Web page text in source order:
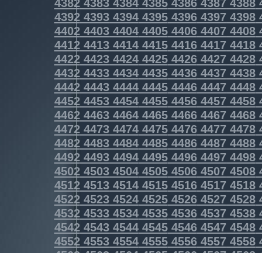
4392439343944395439643974398
4402440344044405440644074408
4412441344144415441644174418
4422442344244425442644274428
4432443344344435443644374438
4442444344444445444644474448
4452445344544455445644574458
4462446344644465446644674468
4472447344744475447644774478
4482448344844485448644874488
4492449344944495449644974498
4502450345044505450645074508
4512451345144515451645174518
4522452345244525452645274528
4532453345344535453645374538
4542454345444545454645474548
4552455345544555455645574558